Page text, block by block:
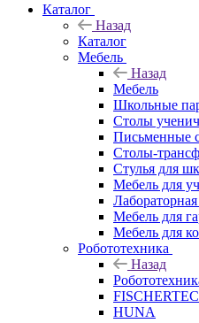
Каталог
Назад
Каталог
Мебель
Назад
Мебель
Школьные
Столы
Письменные
Столы-
Стулья для
Мебель для
Мебель для
Мебель для
Робототехника
Назад
HUNA